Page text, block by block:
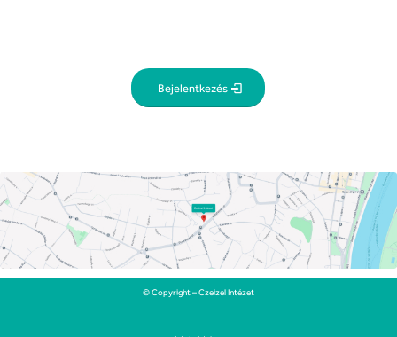
Bejelentkezés
© Copyright – Czeizel Intézet